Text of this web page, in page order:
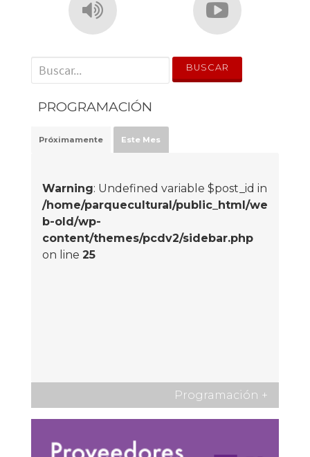
' . __('Search for:') . '
PROGRAMACIÓN
Próximamente Este Mes
Warning: Undefined variable $post_id in
/home/parquecultural/public_html/we
b-old/wp-
content/themes/pcdv2/sidebar.php
on line 25
Programación +